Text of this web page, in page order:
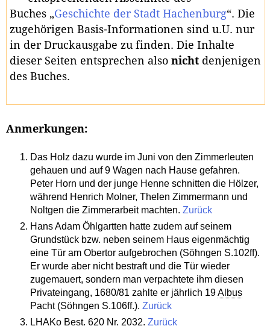
Buches „Geschichte der Stadt Hachenburg“. Die
zugehörigen Basis-Informationen sind u.U. nur
in der Druckausgabe zu finden. Die Inhalte
dieser Seiten entsprechen also nicht denjenigen
des Buches.
Anmerkungen:
Das Holz dazu wurde im Juni von den Zimmerleuten
gehauen und auf 9 Wagen nach Hause gefahren.
Peter Horn und der junge Henne schnitten die Hölzer,
während Henrich Molner, Thelen Zimmermann und
Noltgen die Zimmerarbeit machten. Zurück
Hans Adam Öhlgartten hatte zudem auf seinem
Grundstück bzw. neben seinem Haus eigenmächtig
eine Tür am Obertor aufgebrochen (Söhngen S.102ff).
Er wurde aber nicht bestraft und die Tür wieder
zugemauert, sondern man verpachtete ihm diesen
Privateingang, 1680/81 zahlte er jährlich 19Albus
Pacht (Söhngen S.106ff.). Zurück
LHAKo Best. 620 Nr. 2032. Zurück